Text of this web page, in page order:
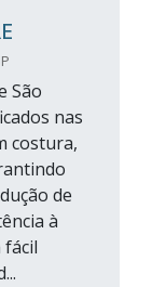
São
nas
costura,
de
à